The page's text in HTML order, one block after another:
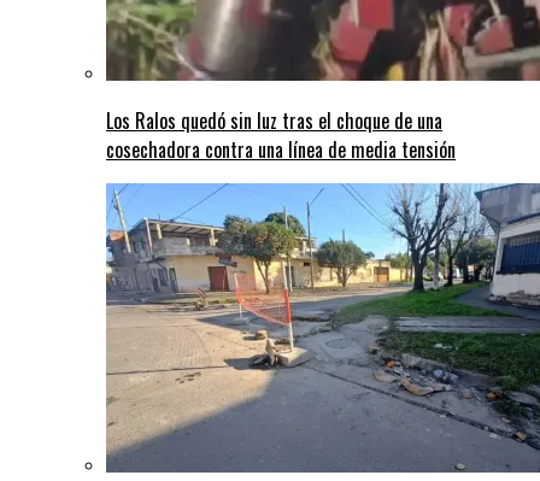
Los Ralos quedó sin luz tras el choque de una
cosechadora contra una línea de media tensión